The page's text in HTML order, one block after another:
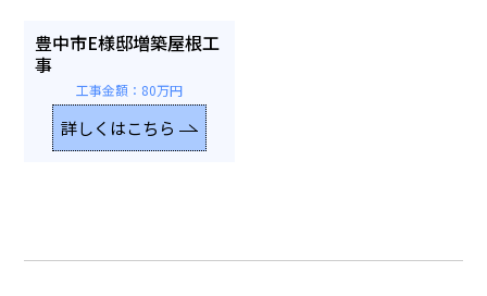
豊中市E様邸増築屋根工
事
工事金額：80万円
詳しくはこちら